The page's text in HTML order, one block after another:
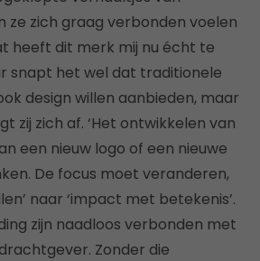
ze zich graag verbonden voelen
heeft dit merk mij nu écht te
snapt het wel dat traditionele
design willen aanbieden, maar
zij zich af. ‘Het ontwikkelen van
een nieuw logo of een nieuwe
De focus moet veranderen,
naar ‘impact met betekenis’.
zijn naadloos verbonden met
Zonder die